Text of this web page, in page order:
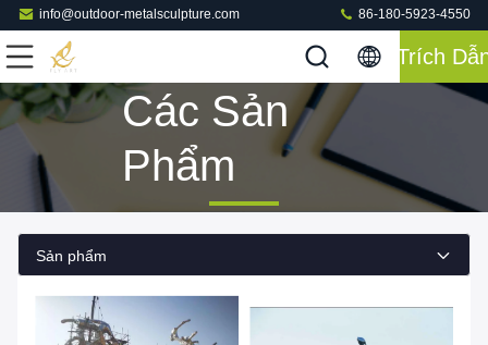
info@outdoor-metalsculpture.com 86-180-5923-4550
Trích
Các Sản
Phẩm
Sản phẩm